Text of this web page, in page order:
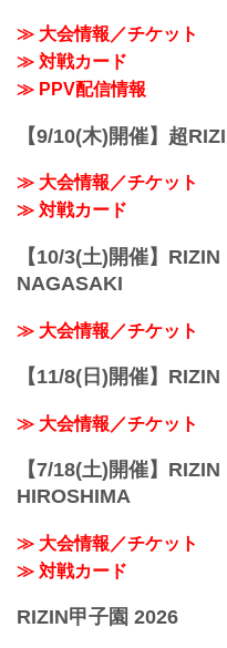
≫ 大会情報／チケット
≫ 対戦カード
≫ PPV配信情報
【9/10(木)開催】超
≫ 大会情報／チケット
≫ 対戦カード
【10/3(土)開催】
NAGASAKI
≫ 大会情報／チケット
【11/8(日)開催】
≫ 大会情報／チケット
【7/18(土)開催】
HIROSHIMA
≫ 大会情報／チケット
≫ 対戦カード
RIZIN甲子園 2026